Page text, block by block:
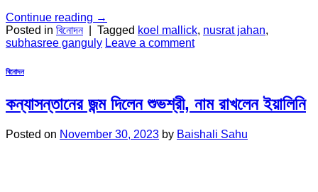
Continue reading →
Posted in বিনোদন Tagged koel mallick, nusrat jahan,
subhasree ganguly Leave a comment
বিনোদন
কন্যাসন্তানের জন্ম দিলেন শুভশ্রী, নাম রাখলেন ইয়ালিনি
Posted on November 30, 2023 by Baishali Sahu